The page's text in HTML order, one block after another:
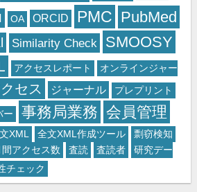
OA ORCID PMC PubMed
Similarity Check SMOOSY
アクセスレポート オンラインジャー
セス ジャーナル プレプリント
ー 事務局業務 会員管理
XML 全文XML作成ツール
剽窃検知
間アクセス数 査読 査読者
研究デー
チェック